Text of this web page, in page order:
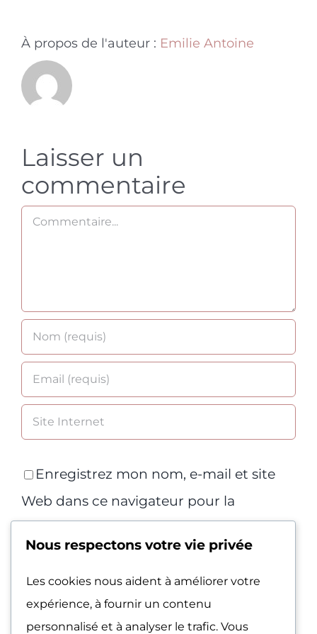
À propos de l'auteur : Emilie Antoine
Laisser un
commentaire
Commentaire
Enregistrez mon nom, e-mail et site
Web dans ce navigateur pour la
Nous respectons votre vie privée
Les cookies nous aident à améliorer votre
expérience, à fournir un contenu
personnalisé et à analyser le trafic. Vous